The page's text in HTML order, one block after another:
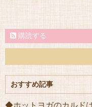
購読する
おすすめ記事